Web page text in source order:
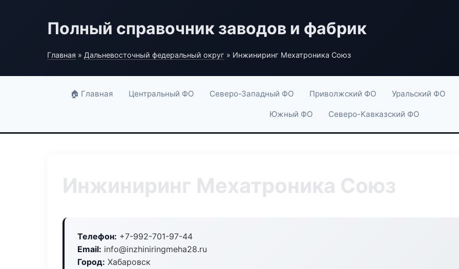
Полный справочник заводов и фабрик
Главная » Дальневосточный федеральный округ » Инжиниринг Мехатроника Союз
🏠 Главная Центральный ФО Северо-Западный ФО Приволжский ФО Уральский ФО
Южный ФО Северо-Кавказский ФО
Инжиниринг Мехатроника Союз
Телефон: +7-992-701-97-44
Email: info@inzhiniringmeha28.ru
Город: Хабаровск